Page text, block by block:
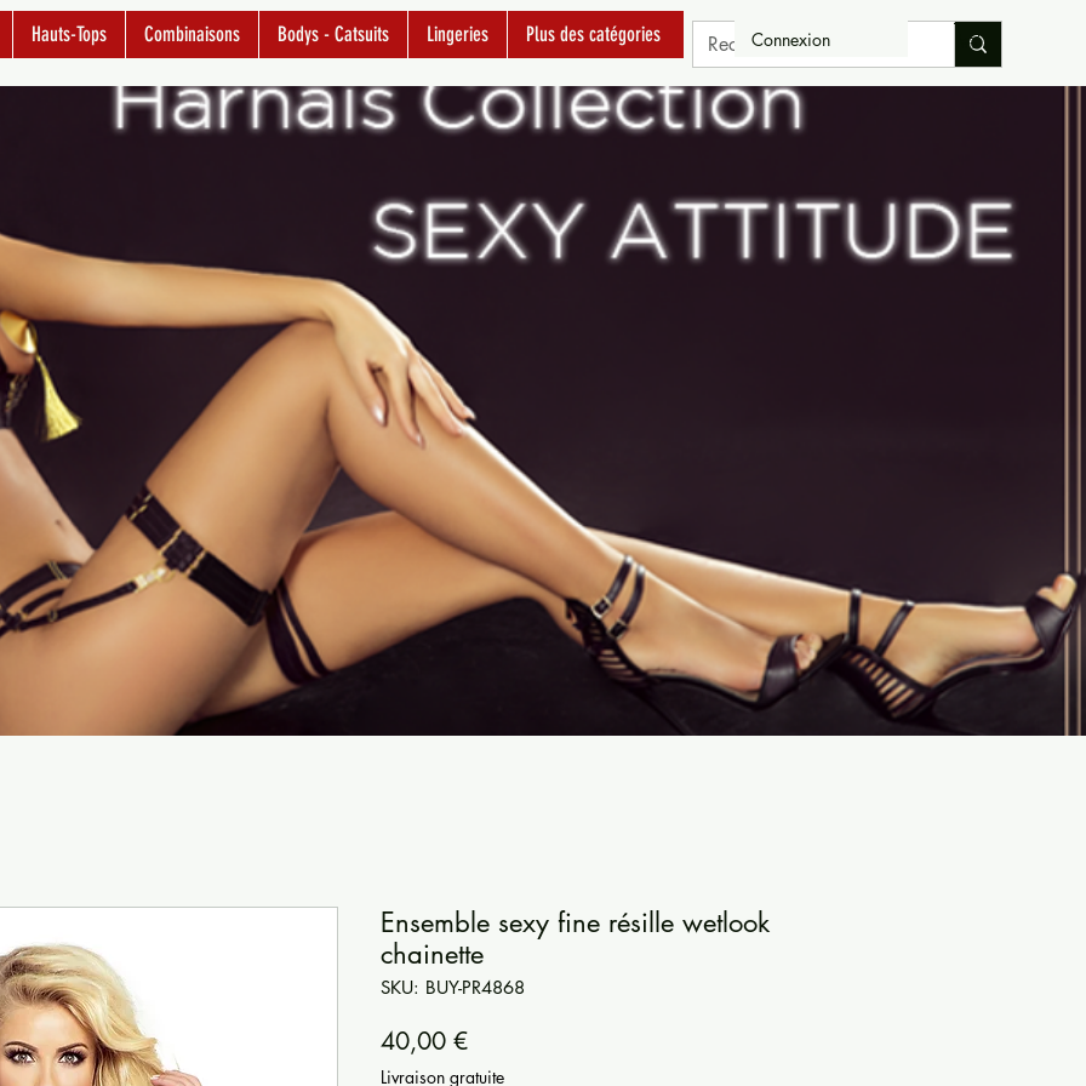
Hauts-Tops Combinaisons Bodys - Catsuits Lingeries Plus des catégories Connexion
Ensemble sexy fine résille wetlook
chainette
SKU: BUY-PR4868
40,00 €Prezzo
Livraison gratuite